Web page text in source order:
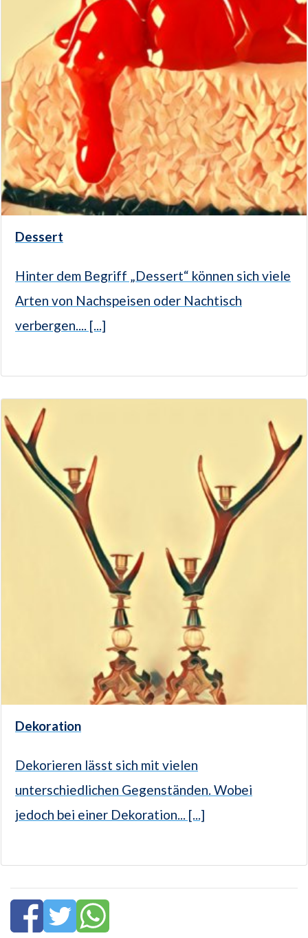
Dessert
Hinter dem Begriff „Dessert“ können sich viele
Arten von Nachspeisen oder Nachtisch
verbergen.... [...]
Dekoration
Dekorieren lässt sich mit vielen
unterschiedlichen Gegenständen. Wobei
jedoch bei einer Dekoration... [...]